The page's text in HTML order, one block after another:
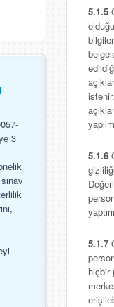
3
5.1.5
5.1.6
5.1.7
hiçbir